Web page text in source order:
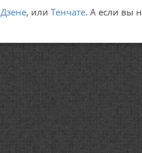
Дзене, или Тенчате. А если вы